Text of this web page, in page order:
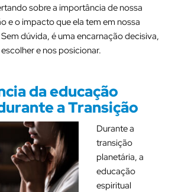
sobre a importância de nossa
e o impacto que ela tem em nossa
dúvida, é uma encarnação decisiva,
e nos posicionar.
da educação
a Transição
Durante a
transição
planetária, a
educação
espiritual